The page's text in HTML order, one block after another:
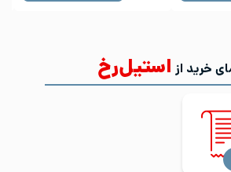
خرید از استیل‌رخ